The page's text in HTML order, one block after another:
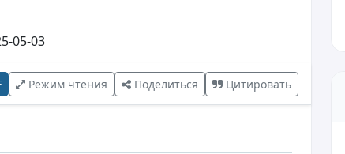
05-03
Режим чтения Поделиться Цитировать